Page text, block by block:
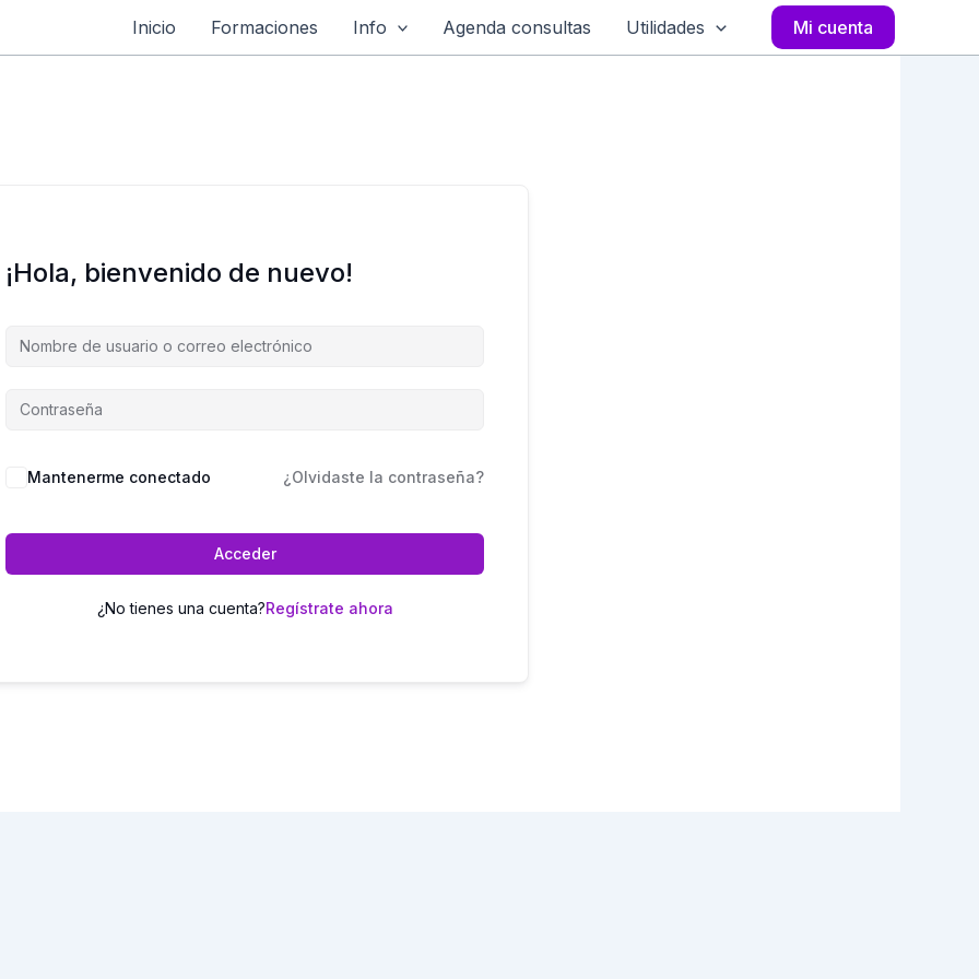
Inicio Formaciones Info Agenda consultas Utilidades Mi cuenta
¡Hola, bienvenido de nuevo!
Mantenerme conectado ¿Olvidaste la contraseña?
Acceder
¿No tienes una cuenta?Regístrate ahora